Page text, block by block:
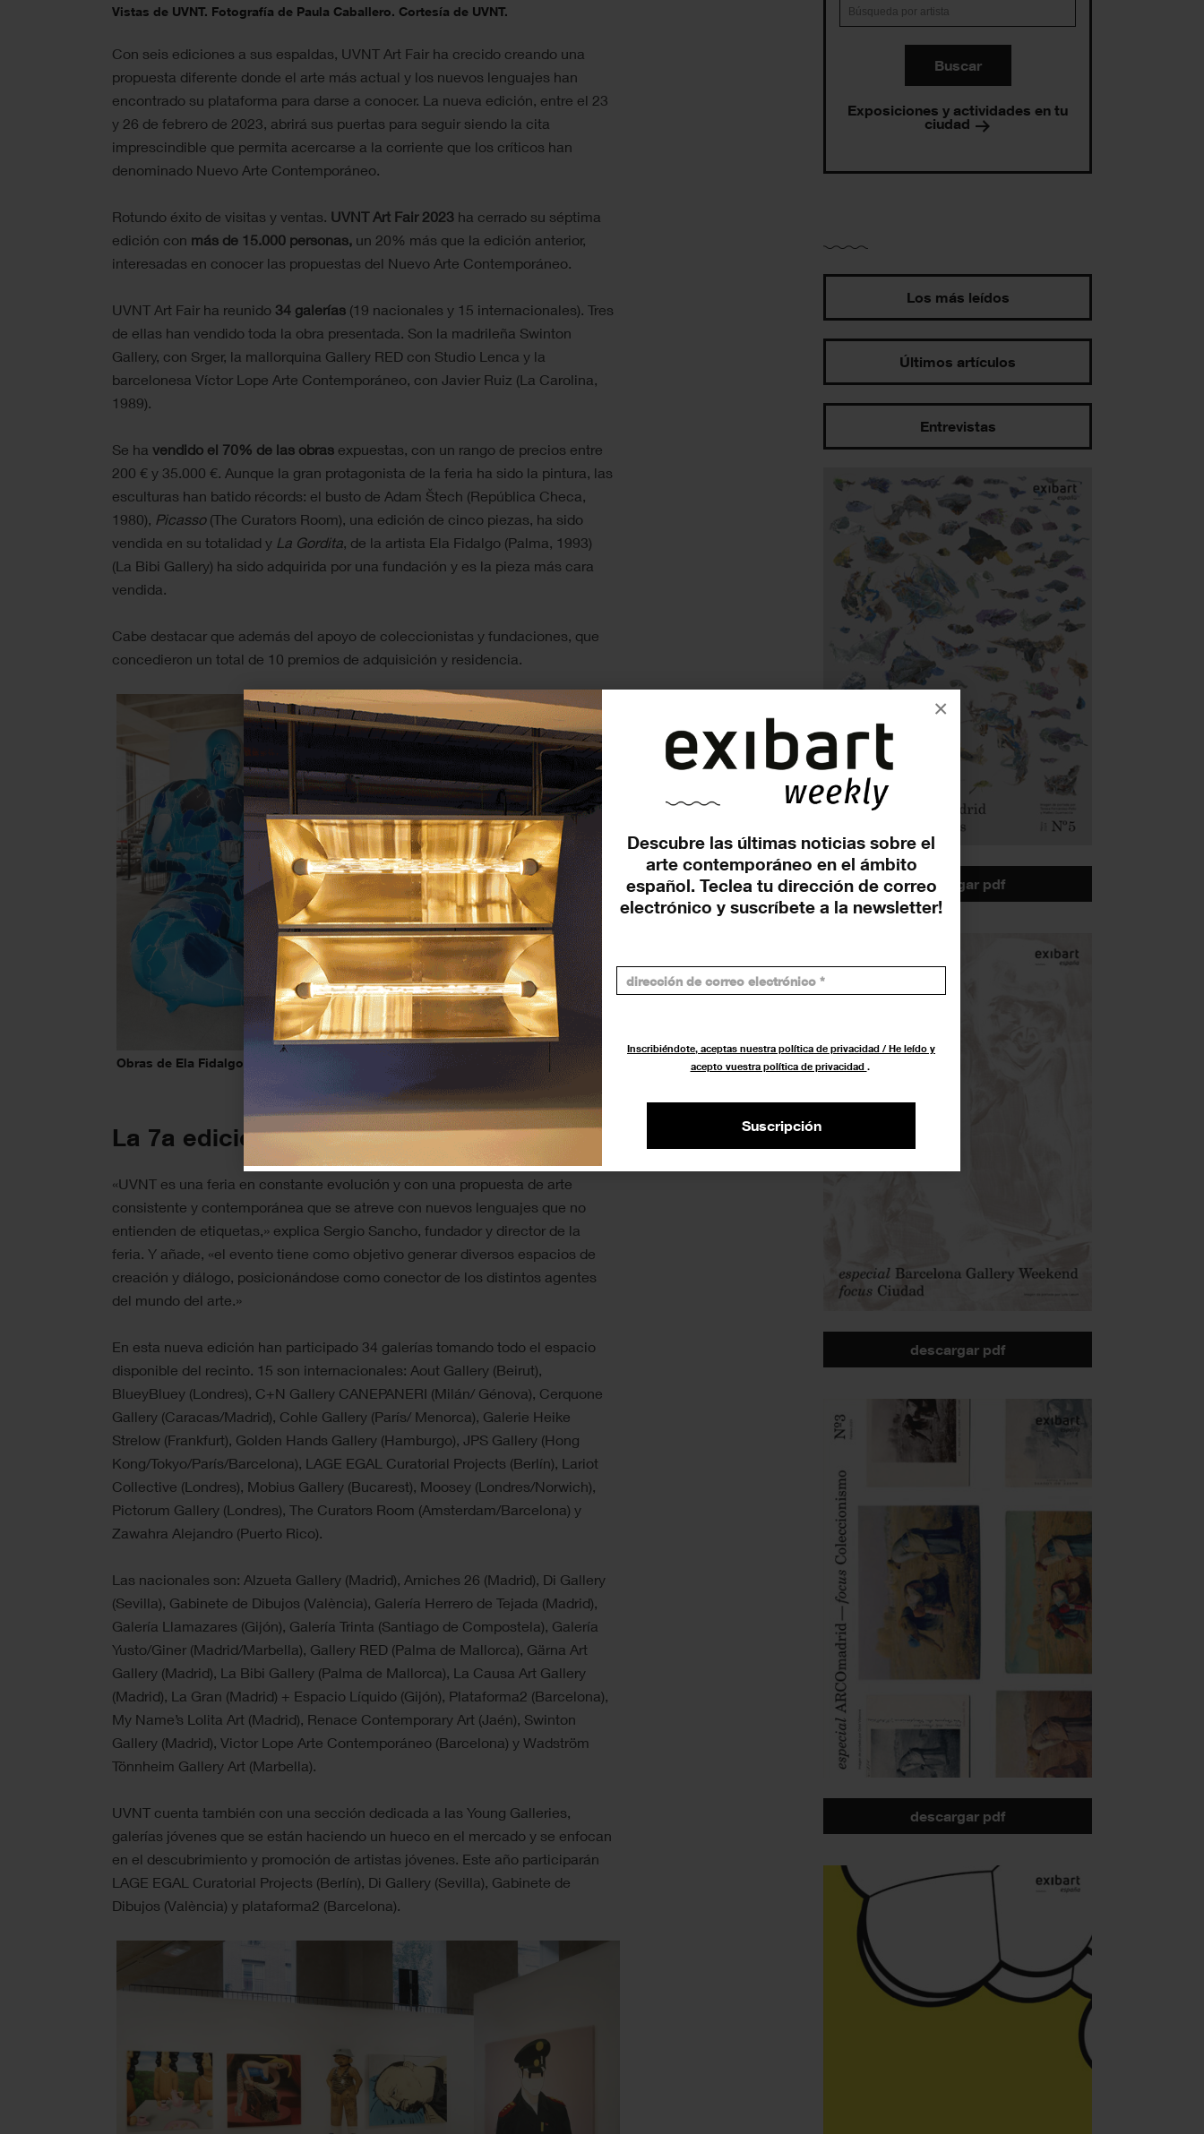
Descubre las últimas noticias sobre el
arte contemporáneo en el ámbito
español. Teclea tu dirección de correo
electrónico y suscríbete a la newsletter!
Inscribiéndote, aceptas nuestra política de privacidad / He leído y
acepto vuestra política de privacidad .
Suscripción
×
Vistas de UVNT. Fotografía de Paula Caballero. Cortesía de UVNT.
Con seis ediciones a sus espaldas, UVNT Art Fair ha crecido creando una
propuesta diferente donde el arte más actual y los nuevos lenguajes han
encontrado su plataforma para darse a conocer. La nueva edición, entre el 23
y 26 de febrero de 2023, abrirá sus puertas para seguir siendo la cita
imprescindible que permita acercarse a la corriente que los críticos han
denominado Nuevo Arte Contemporáneo.
Rotundo éxito de visitas y ventas. UVNT Art Fair 2023 ha cerrado su séptima
edición con más de 15.000 personas, un 20% más que la edición anterior,
interesadas en conocer las propuestas del Nuevo Arte Contemporáneo.
UVNT Art Fair ha reunido 34 galerías (19 nacionales y 15 internacionales). Tres
de ellas han vendido toda la obra presentada. Son la madrileña Swinton
Gallery, con Srger, la mallorquina Gallery RED con Studio Lenca y la
barcelonesa Víctor Lope Arte Contemporáneo, con Javier Ruiz (La Carolina,
1989).
Se ha vendido el 70% de las obras expuestas, con un rango de precios entre
200 € y 35.000 €. Aunque la gran protagonista de la feria ha sido la pintura, las
esculturas han batido récords: el busto de Adam Štech (República Checa,
1980), Picasso(The Curators Room), una edición de cinco piezas, ha sido
vendida en su totalidad y La Gordita, de la artista Ela Fidalgo (Palma, 1993)
(La Bibi Gallery) ha sido adquirida por una fundación y es la pieza más cara
vendida.
Cabe destacar que además del apoyo de coleccionistas y fundaciones, que
concedieron un total de 10 premios de adquisición y residencia.
Obras de Ela Fidalgo y Adam Štech, respectivamente. Cortesía de UVNT.
La 7a edición de la feria
«UVNT es una feria en constante evolución y con una propuesta de arte
consistente y contemporánea que se atreve con nuevos lenguajes que no
entienden de etiquetas,» explica Sergio Sancho, fundador y director de la
feria. Y añade, «el evento tiene como objetivo generar diversos espacios de
creación y diálogo, posicionándose como conector de los distintos agentes
del mundo del arte.»
En esta nueva edición han participado 34 galerías tomando todo el espacio
disponible del recinto. 15 son internacionales: Aout Gallery (Beirut),
BlueyBluey (Londres), C+N Gallery CANEPANERI (Milán/ Génova), Cerquone
Gallery (Caracas/Madrid), Cohle Gallery (París/ Menorca), Galerie Heike
Strelow (Frankfurt), Golden Hands Gallery (Hamburgo), JPS Gallery (Hong
Kong/Tokyo/París/Barcelona), LAGE EGAL Curatorial Projects (Berlín), Lariot
Collective (Londres), Mobius Gallery (Bucarest), Moosey (Londres/Norwich),
Pictorum Gallery (Londres), The Curators Room (Amsterdam/Barcelona) y
Zawahra Alejandro (Puerto Rico).
Las nacionales son: Alzueta Gallery (Madrid), Arniches 26 (Madrid), Di Gallery
(Sevilla), Gabinete de Dibujos (València), Galería Herrero de Tejada (Madrid),
Galería Llamazares (Gijón), Galería Trinta (Santiago de Compostela), Galería
Yusto/Giner (Madrid/Marbella), Gallery RED (Palma de Mallorca), Gärna Art
Gallery (Madrid), La Bibi Gallery (Palma de Mallorca), La Causa Art Gallery
(Madrid), La Gran (Madrid) + Espacio Líquido (Gijón), Plataforma2 (Barcelona),
My Name’s Lolita Art (Madrid), Renace Contemporary Art (Jaén), Swinton
Gallery (Madrid), Victor Lope Arte Contemporáneo (Barcelona) y Wadström
Tönnheim Gallery Art (Marbella).
UVNT cuenta también con una sección dedicada a las Young Galleries,
galerías jóvenes que se están haciendo un hueco en el mercado y se enfocan
en el descubrimiento y promoción de artistas jóvenes. Este año participarán
LAGE EGAL Curatorial Projects (Berlín), Di Gallery (Sevilla), Gabinete de
Dibujos (València) y plataforma2 (Barcelona).
Buscar
Exposiciones y actividades en tu
ciudad
Los más leídos
Últimos artículos
Entrevistas
descargar pdf
descargar pdf
descargar pdf